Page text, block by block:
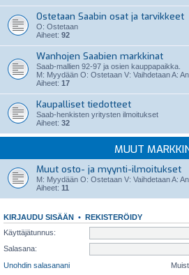
Ostetaan Saabin osat ja tarvikkeet
O: Ostetaan
Aiheet: 92
Wanhojen Saabien markkinat
Saab-mallien 92-97 ja osien kauppapaikka.
M: Myydään O: Ostetaan V: Vaihdetaan A:
Aiheet: 17
Kaupalliset tiedotteet
Saab-henkisten yritysten ilmoitukset
Aiheet: 32
MUUT
Muut osto- ja myynti-ilmoitukset
M: Myydään O: Ostetaan V: Vaihdetaan A:
Aiheet: 11
KIRJAUDU SISÄÄN • REKISTERÖIDY
Käyttäjätunnus:
Salasana:
Unohdin salasanani